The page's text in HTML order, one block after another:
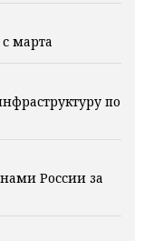
марта
по
России за